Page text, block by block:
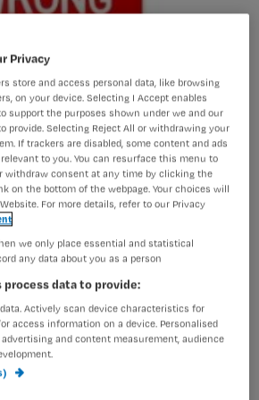
zijn
Volgens Jos de Blok van
Privacy
store and access personal data, like browsing
on your device. Selecting I Accept enables
support the purposes shown under we and our
provide. Selecting Reject All or withdrawing your
If trackers are disabled, some content and ads
to you. You can resurface this menu to
withdraw consent at any time by clicking the
on the bottom of the webpage. Your choices will
For more details, refer to our Privacy
we only place essential and statistical
any data about you as a person
process data to provide:
Actively scan device characteristics for
access information on a device. Personalised
and content measurement, audience